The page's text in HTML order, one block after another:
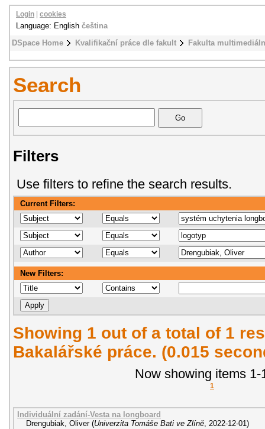
DSpace Home Kvalifikační práce dle fakult Fakulta
Login cookies
Language: English čeština
Search
Filters
Use filters to refine the search results.
Current Filters:
New Filters:
Showing 1 out of a total of 1
Bakalářské práce. (0.015
Now showing items 1-
1
Individuální zadání-Vesta na longboard
Drengubiak, Oliver (Univerzita Tomáše Bati ve Zlíně, 2022-12-01)